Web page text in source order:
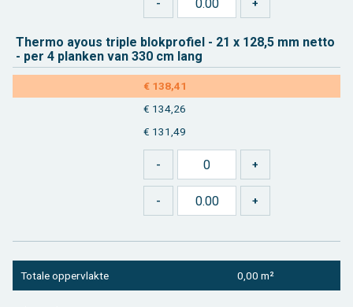
Ther­mo ayous tri­ple blok­pro­fiel - 21 x 128,5 mm netto
- per 4 plan­ken van 330 cm lang
€ 138,41
€ 134,26
€ 131,49
To­ta­le op­per­vlak­te 0,00 m²